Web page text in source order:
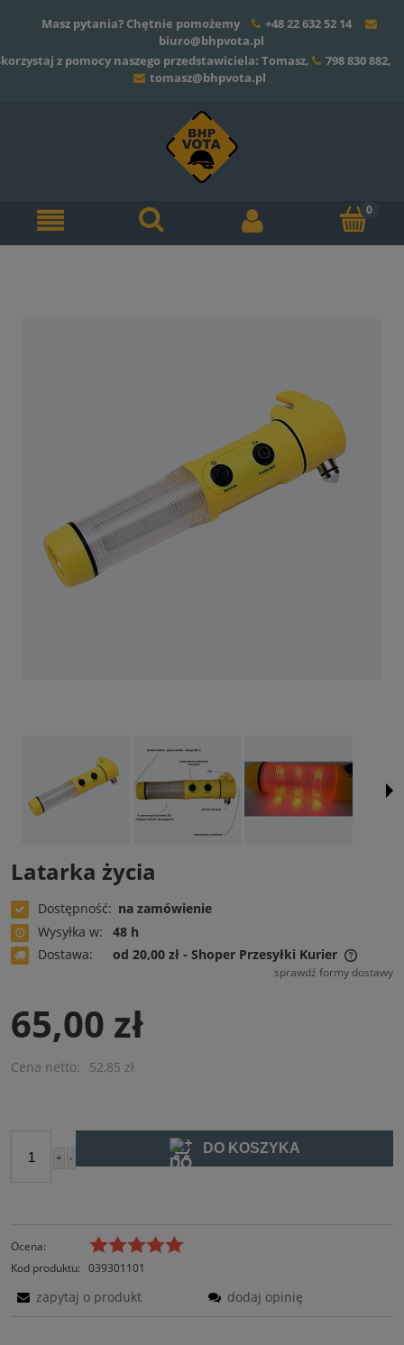
Masz pytania? Chętnie pomożemy
+48 22 632 52 14
biuro@bhpvota.pl
z pomocy naszego przedstawiciela: Tomasz,
798 830 882,
tomasz@bhpvota.pl
Latarka życia
Dostępność: na zamówienie
Wysyłka w:
48 h
Dostawa:
od 20,00 zł - Shoper Przesyłki Kurier
Cena nie zawiera ewentualnych kosztów płatnościsprawdź formy dostawy
65,00 zł
Cena netto: 52,85 zł
+ -
DO KOSZYKA
Ocena:
Kod produktu: 039301101
zapytaj o produkt dodaj opinię